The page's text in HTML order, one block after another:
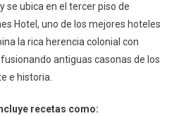
se ubica en el tercer piso de
Hotel, uno de los mejores hoteles
la rica herencia colonial con
antiguas casonas de los
e historia.
recetas como: